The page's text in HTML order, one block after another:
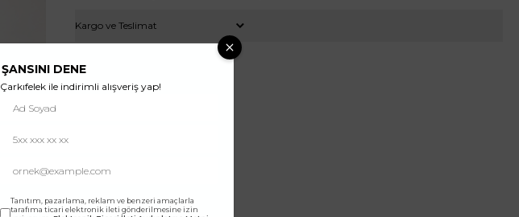
Kargo ve Teslimat
ŞANSINI DENE
Çarkıfelek ile indirimli alışveriş yap!
Tanıtım, pazarlama, reklam ve benzeri amaçlarla
tarafıma ticari elektronik ileti gönderilmesine izin